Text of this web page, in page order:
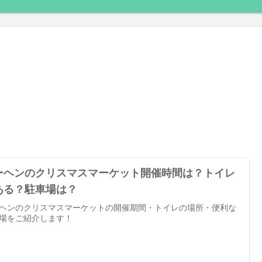
ヘンのクリスマスマーケット開催時間は？トイレ
る？駐車場は？
ンのクリスマスマーケットの開催期間・トイレの場所・便利な
をご紹介します！